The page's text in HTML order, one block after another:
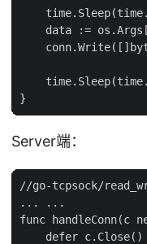
data :=
Server端：
//go-tcpsock/
... ...
func handleConn(c
    defer c.Close()